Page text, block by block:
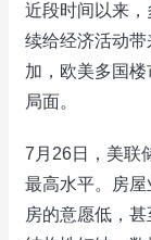
近段时间以来
续给经济活动
加，欧美多国
局面。
7月26日，美联
最高水平。房
房的意愿低，